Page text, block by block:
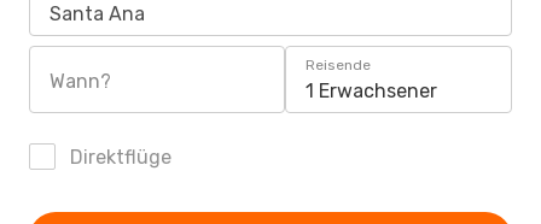
Santa Ana
Wann?
Reisende
1 Erwachsener
Direktflüge